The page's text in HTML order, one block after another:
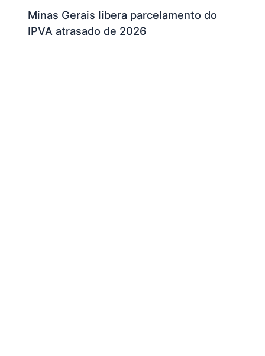
Minas Gerais libera parcelamento do
IPVA atrasado de 2026